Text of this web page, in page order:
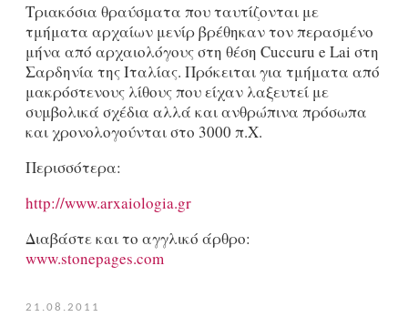
Τριακόσια θραύσματα που ταυτίζονται με
τμήματα αρχαίων μενίρ βρέθηκαν τον περασμένο
μήνα από αρχαιολόγους στη θέση Cuccuru e Lai στη
Σαρδηνία της Ιταλίας. Πρόκειται για τμήματα από
μακρόστενους λίθους που είχαν λαξευτεί με
συμβολικά σχέδια αλλά και ανθρώπινα πρόσωπα
και χρονολογούνται στο 3000 π.Χ.
Περισσότερα:
http://www.arxaiologia.gr
Διαβάστε και το αγγλικό άρθρο:
www.stonepages.com
21.08.2011